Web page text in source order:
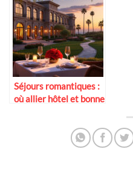
Séjours romantiques :
où allier hôtel et bonne